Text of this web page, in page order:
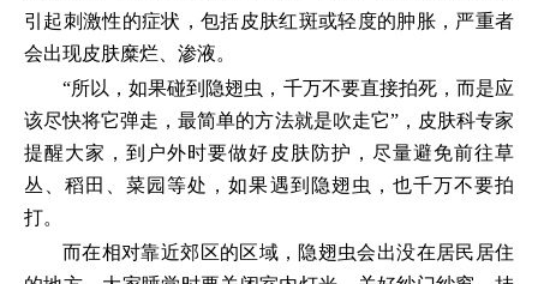
引起刺激性的症状，包括皮肤红斑或轻度的肿胀，严重者
会出现皮肤糜烂、渗液。
“所以，如果碰到隐翅虫，千万不要直接拍死，而是应
该尽快将它弹走，最简单的方法就是吹走它”，皮肤科专家
提醒大家，到户外时要做好皮肤防护，尽量避免前往草
丛、稻田、菜园等处，如果遇到隐翅虫，也千万不要拍
打。
而在相对靠近郊区的区域，隐翅虫会出没在居民居住